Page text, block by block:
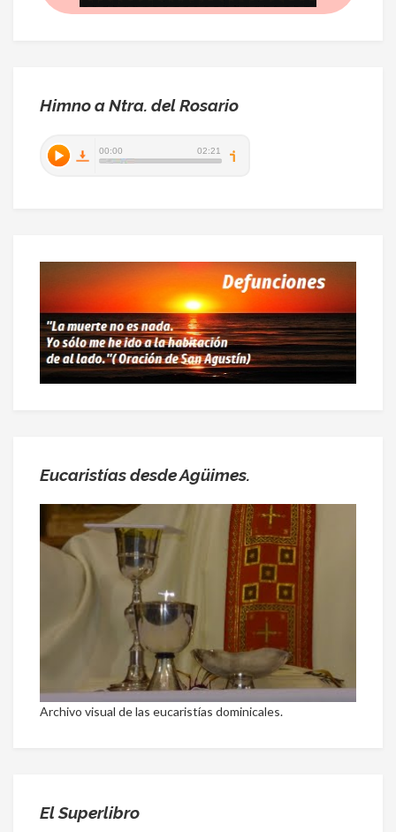
Himno a Ntra. del Rosario
Eucaristías desde Agüimes.
Archivo visual de las eucaristías dominicales.
El Superlibro